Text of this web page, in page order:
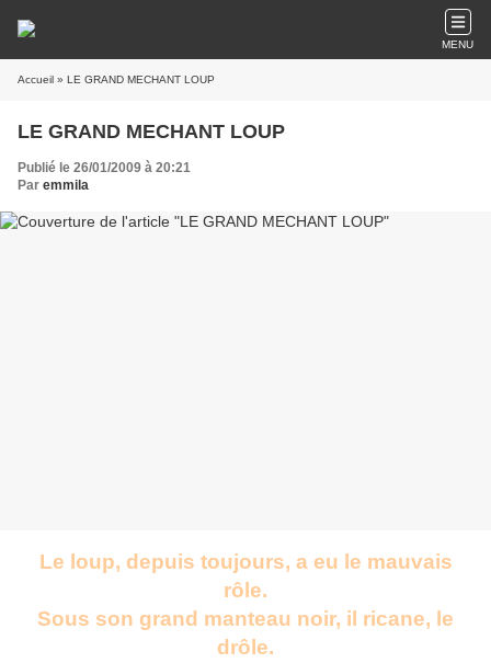
MENU
Accueil » LE GRAND MECHANT LOUP
LE GRAND MECHANT LOUP
Publié le 26/01/2009 à 20:21
Par emmila
Le loup, depuis toujours, a eu le mauvais
rôle.
Sous son grand manteau noir, il ricane, le
drôle.